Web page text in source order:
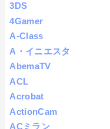
3DS
4Gamer
A-Class
A・イニエスタ
AbemaTV
ACL
Acrobat
ActionCam
ACミラン